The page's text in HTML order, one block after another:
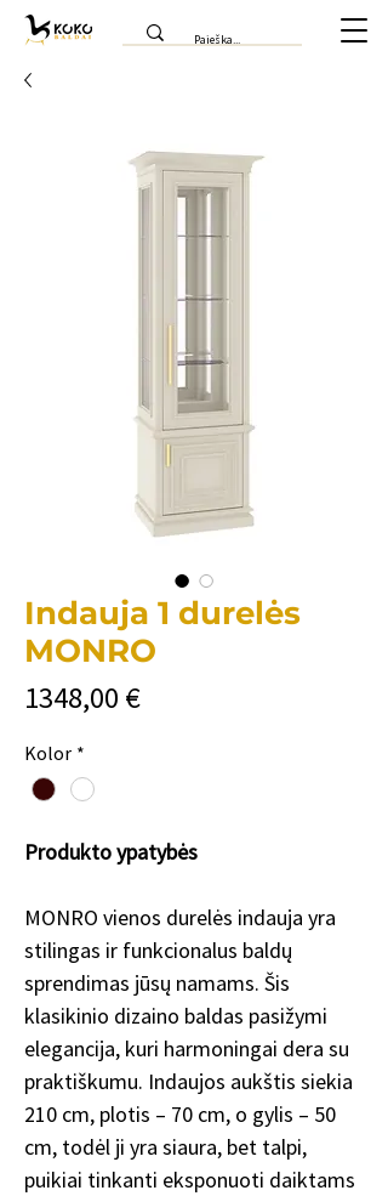
Indauja 1 durelės
MONRO
1348,00 €Cena
Kolor *
Produkto ypatybės
MONRO vienos durelės indauja yra
stilingas ir funkcionalus baldų
sprendimas jūsų namams. Šis
klasikinio dizaino baldas pasižymi
elegancija, kuri harmoningai dera su
praktiškumu. Indaujos aukštis siekia
210 cm, plotis – 70 cm, o gylis – 50
cm, todėl ji yra siaura, bet talpi,
puikiai tinkanti eksponuoti daiktams